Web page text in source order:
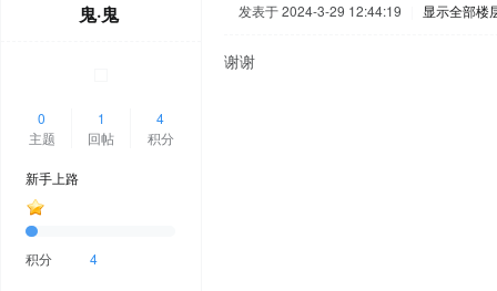
鬼·鬼
0
主题
1
回帖
4
积分
新手上路
积分 4
发表于 2024-3-29 12:44:19 显示全部楼
谢谢